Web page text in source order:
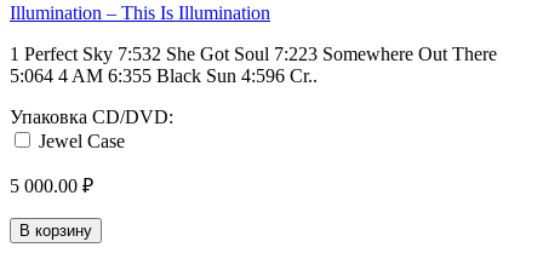
Illumination – This Is Illumination
1 Perfect Sky 7:532 She Got Soul 7:223 Somewhere Out There
5:064 4 AM 6:355 Black Sun 4:596 Cr..
Упаковка CD/DVD:
Jewel Case
5 000.00 ₽
В корзину